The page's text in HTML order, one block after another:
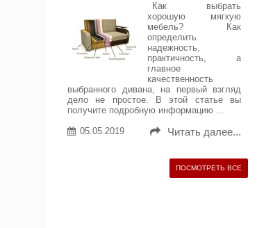
Как выбрать
хорошую мягкую
мебель? Как
определить
надежность,
практичность, а
главное
качественность
выбранного дивана, на первый взгляд
дело не простое. В этой статье вы
получите подробную информацию ...
05.05.2019
Читать далее...
ПОСМОТРЕТЬ ВСЕ